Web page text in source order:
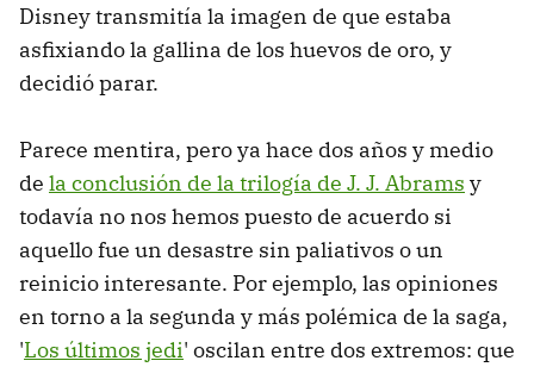
Disney transmitía la imagen de que estaba
asfixiando la gallina de los huevos de oro, y
decidió parar.
Parece mentira, pero ya hace dos años y medio
de la conclusión de la trilogía de J. J. Abrams y
todavía no nos hemos puesto de acuerdo si
aquello fue un desastre sin paliativos o un
reinicio interesante. Por ejemplo, las opiniones
en torno a la segunda y más polémica de la saga,
'Los últimos jedi' oscilan entre dos extremos: que